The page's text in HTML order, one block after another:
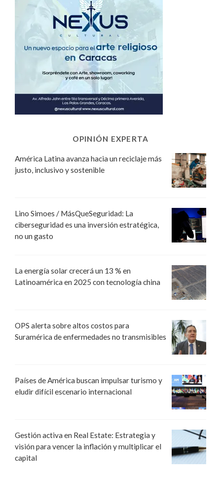
OPINIÓN EXPERTA
América Latina avanza hacia un reciclaje más
justo, inclusivo y sostenible
Lino Simoes / MásQueSeguridad: La
ciberseguridad es una inversión estratégica,
no un gasto
La energía solar crecerá un 13 % en
Latinoamérica en 2025 con tecnología china
OPS alerta sobre altos costos para
Suramérica de enfermedades no transmisibles
Países de América buscan impulsar turismo y
eludir difícil escenario internacional
Gestión activa en Real Estate: Estrategia y
visión para vencer la inflación y multiplicar el
capital